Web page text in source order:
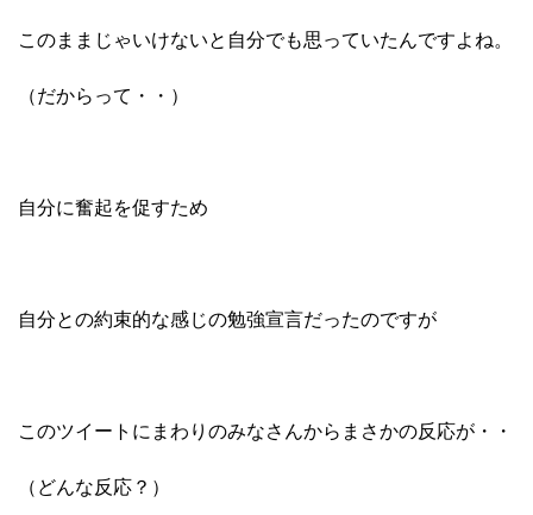
このままじゃいけないと自分でも思っていたんですよね。
（だからって・・）
自分に奮起を促すため
自分との約束的な感じの勉強宣言だったのですが
このツイートにまわりのみなさんからまさかの反応が・・
（どんな反応？）